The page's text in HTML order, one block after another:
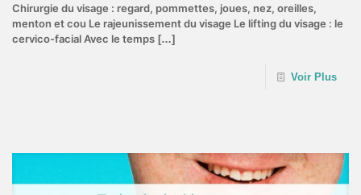
Chirurgie du visage : regard, pommettes, joues, nez, oreilles,
menton et cou Le rajeunissement du visage Le lifting du visage : le
cervico-facial Avec le temps […]
Voir Plus